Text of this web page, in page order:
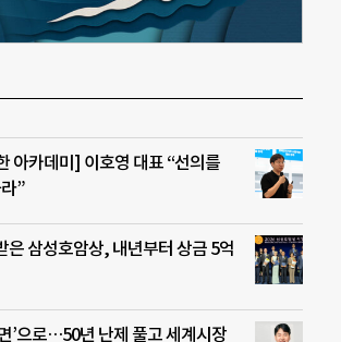
아카데미] 이호영 대표 “선의를
”
은 삼성호암상, 내년부터 상금 5억
’으로…50년 난제 풀고 세계시장